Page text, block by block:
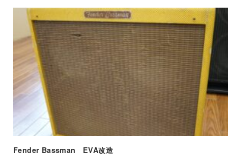
Fender Bassman EVA改造